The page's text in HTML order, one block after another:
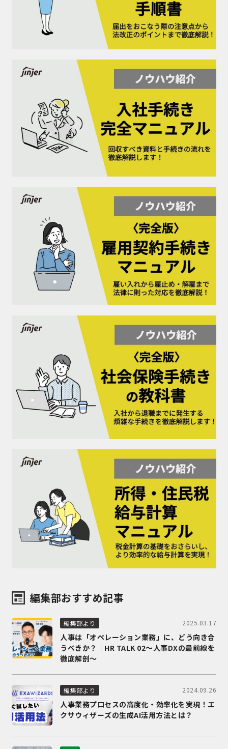
編集部おすすめ記事
編集部より 2025.03.17
人事は「オペレーション業務」に、どう向き合
うべきか？｜HR TALK 02～人事DXの最前線を
徹底解剖～
編集部より 2024.09.26
人事業務プロセスの高度化・効率化を実現！エ
クサウィザーズの生成AI活用方法とは？